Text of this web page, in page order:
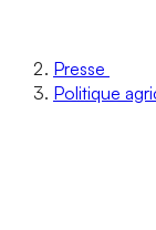
Presse
Politique